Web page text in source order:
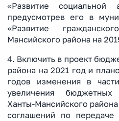
«Развитие социальной
предусмотрев его в
«Развитие
Мансийского района на
4. Включить в проект
района на 2021 год и
годов изменения в
увеличения
Ханты-Мансийского
соглашений по